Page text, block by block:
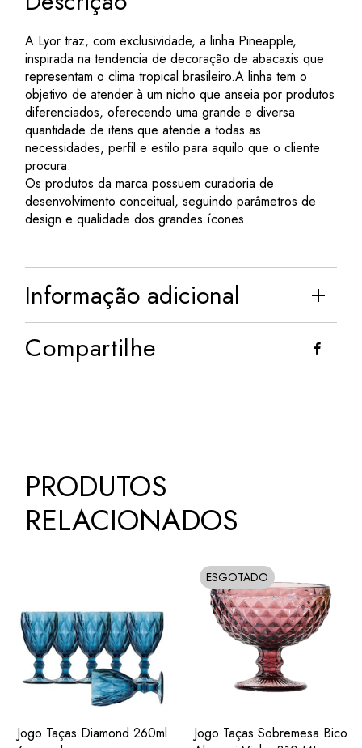
A Lyor traz, com exclusividade, a linha Pineapple,
inspirada na tendencia de decoração de abacaxis que
representam o clima tropical brasileiro.A linha tem o
objetivo de atender à um nicho que anseia por produtos
diferenciados, oferecendo uma grande e diversa
quantidade de itens que atende a todas as
necessidades, perfil e estilo para aquilo que o cliente
procura.
Os produtos da marca possuem curadoria de
desenvolvimento conceitual, seguindo parâmetros de
design e qualidade dos grandes ícones
Informação adicional
Compartilhe
PRODUTOS
RELACIONADOS
ADIC.
FAVORITOS
VER
Jogo Taças Diamond 260ml
ESGOTADO
SOLD
ADIC.
FAVORITOS
VER
Jogo Taças Sobremesa Bico